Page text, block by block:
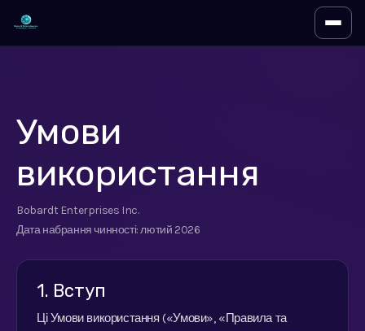
Умови
використання
Bobardt Enterprises Inc.
Дата набрання чинності: лютий 2026
1. Вступ
Ці Умови використання («Умови», «Правила та